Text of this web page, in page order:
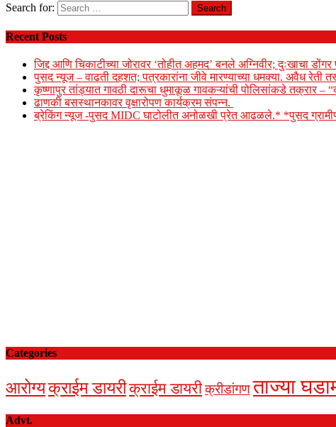
Search for:
Recent Posts
जिद्द आणि चिकाटीच्या जोरावर ‘तोहीत अहमद’ बनले अग्निवीर; दुःखाचा
पुसद न्यूज – वाढती दहशत; पत्रकारांना जीवे मारण्याच्या धमक्या. अवैध रेती
कृष्णापुर तांड्यात गावठी दारूचा धुमाकूळ गावकऱ्यांची पोलिसांकडे तक्रार
ढाणकी बसस्थानकावर वृक्षारोपण कार्यक्रम संपन्न.
ब्रेकिंग न्यूज -पुसद MIDC घाटोलीत अनोळखी प्रेत आढळले.* *पुसद
Categories
आरोग्यक्राईम डायरीक्राईम डायरीक्रीडांगणताज्या
Advt.